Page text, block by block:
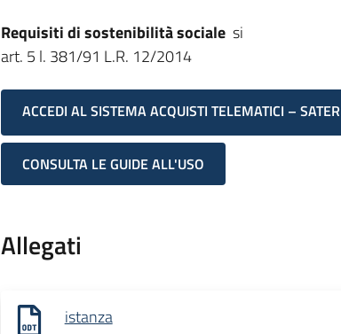
Requisiti di sostenibilità sociale si
art. 5 l. 381/91 L.R. 12/2014
ACCEDI AL SISTEMA ACQUISTI TELEMATICI – SATER
CONSULTA LE GUIDE ALL'USO
Allegati
istanza